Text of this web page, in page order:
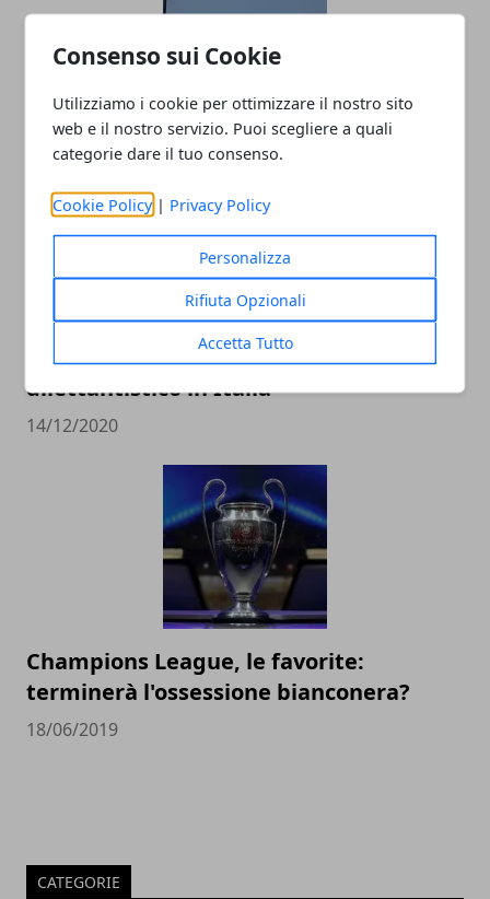
Consenso sui Cookie
Utilizziamo i cookie per ottimizzare il nostro sito
web e il nostro servizio. Puoi scegliere a quali
categorie dare il tuo consenso.
Cookie Policy | Privacy Policy
Personalizza
Rifiuta Opzionali
Accetta Tutto
“Meu Amigo” Conceicao, l’ultima granda
20/01/2022
Le imprese più grandi nel calcio
dilettantistico in Italia
14/12/2020
Champions League, le favorite:
terminerà l'ossessione bianconera?
18/06/2019
CATEGORIE